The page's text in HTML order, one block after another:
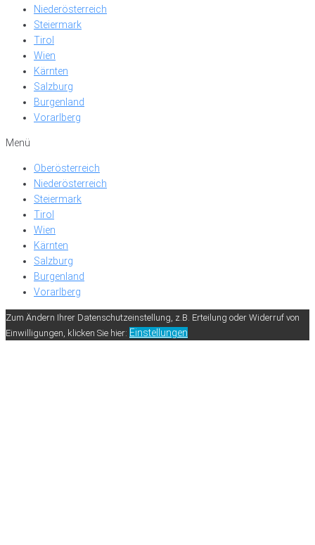
Niederösterreich
Steiermark
Tirol
Wien
Kärnten
Salzburg
Burgenland
Vorarlberg
Menü
Oberösterreich
Niederösterreich
Steiermark
Tirol
Wien
Kärnten
Salzburg
Burgenland
Vorarlberg
Zum Ändern Ihrer Datenschutzeinstellung, z.B. Erteilung oder Widerruf von
Einwilligungen, klicken Sie hier: Einstellungen